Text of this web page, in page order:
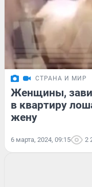
СТРАНА И МИР
Женщины,
в квартиру
жену
6 марта, 2024, 09:15 2